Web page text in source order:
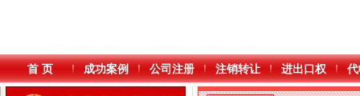
首 页 成功案例 公司注册 注销转让 进出口权